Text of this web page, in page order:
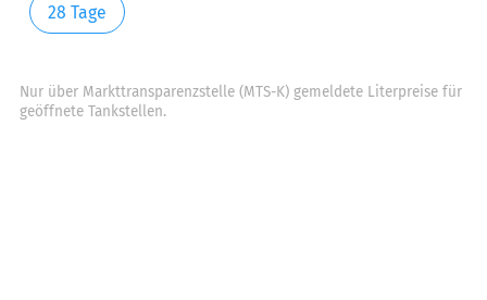
28 Tage
Nur über Markttransparenzstelle (MTS-K) gemeldete Literpreise für
geöffnete Tankstellen.